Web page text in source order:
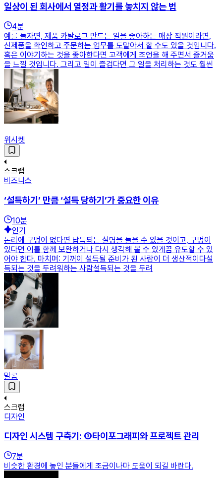
일상이 된 회사에서 열정과 활기를 놓치지 않는 법
4분
예를 들자면, 제품 카탈로그 만드는 일을 좋아하는 매장 직원이라면,
신제품을 확인하고 주문하는 업무를 도맡아서 할 수도 있을 것입니다.
혹은 이야기하는 것을 좋아한다면 고객에게 조언을 해 주면서 즐거움
을 느낄 것입니다. 그리고 일이 즐겁다면 그 일을 처리하는 것도 훨씬
위시켓
스크랩
비즈니스
‘설득하기’ 만큼 ‘설득 당하기’가 중요한 이유
10분
인기
논리에 구멍이 없다면 납득되는 설명을 들을 수 있을 것이고, 구멍이
있다면 이를 함께 보완하거나 다시 생각해 볼 수 있게끔 유도할 수 있
어야 한다. 마치며: 기꺼이 설득될 준비가 된 사람이 더 생산적이다설
득되는 것을 두려워하는 사람설득되는 것을 두려
말콤
스크랩
디자인
디자인 시스템 구축기: ③타이포그래피와 프로젝트 관리
7분
비슷한 환경에 놓인 분들에게 조금이나마 도움이 되길 바란다.